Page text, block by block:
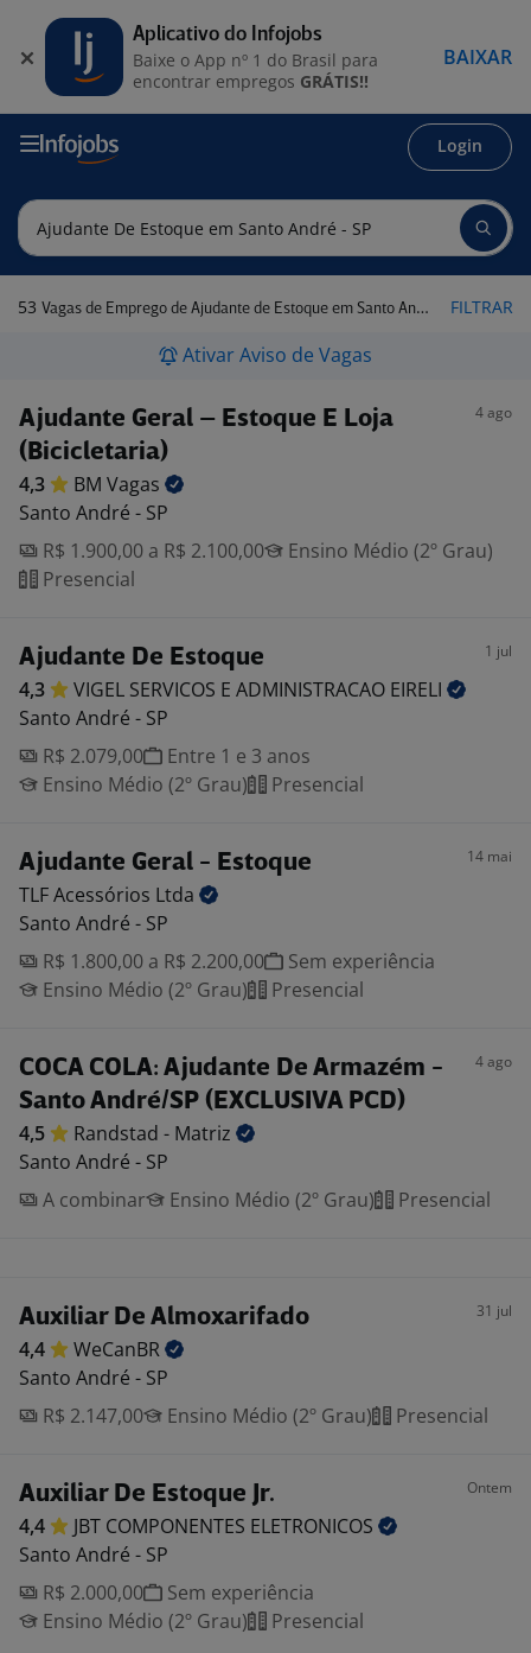
Login
53 Vagas de Emprego de Ajudante de Estoque em Santo André - SP FILTRAR
Ativar Aviso de Vagas
Ajudante Geral – Estoque E Loja
(Bicicletaria)
4 ago
4,3 BM Vagas
Santo André - SP
R$ 1.900,00 a R$ 2.100,00
Ensino Médio (2º Grau)
Presencial
Ajudante De Estoque 1 jul
4,3 VIGEL SERVICOS E ADMINISTRACAO EIRELI
Santo André - SP
R$ 2.079,00
Entre 1 e 3 anos
Ensino Médio (2º Grau)
Presencial
Ajudante Geral - Estoque 14 mai
TLF Acessórios Ltda
Santo André - SP
R$ 1.800,00 a R$ 2.200,00
Sem experiência
Ensino Médio (2º Grau)
Presencial
COCA COLA: Ajudante De Armazém -
Santo André/SP (EXCLUSIVA PCD)
4 ago
4,5 Randstad - Matriz
Santo André - SP
A combinar
Ensino Médio (2º Grau) Presencial
Auxiliar De Almoxarifado 31 jul
4,4
WeCanBR
Santo André - SP
R$ 2.147,00
Ensino Médio (2º Grau) Presencial
Auxiliar De Estoque Jr. Ontem
4,4 JBT COMPONENTES ELETRONICOS
Santo André - SP
R$ 2.000,00
Sem experiência
Ensino Médio (2º Grau)
Presencial
Aplicativo do Infojobs
Baixe o App nº 1 do Brasil para
encontrar empregos GRÁTIS!!
BAIXAR